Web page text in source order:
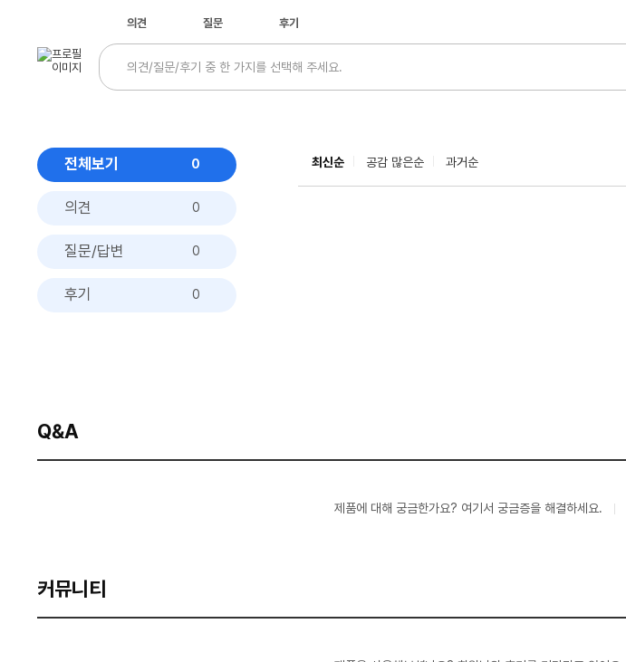
의견 질문 후기
전체보기 0
의견 0
질문/답변 0
후기 0
최신순 공감 많은순 과거순
Q&A
제품에 대해 궁금한가요? 여기서 궁금증을 해결하세요.
커뮤니티